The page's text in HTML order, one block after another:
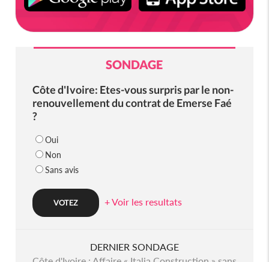
SONDAGE
Côte d'Ivoire: Etes-vous surpris par le non-
renouvellement du contrat de Emerse Faé
?
Oui
Non
Sans avis
+ Voir les resultats
DERNIER SONDAGE